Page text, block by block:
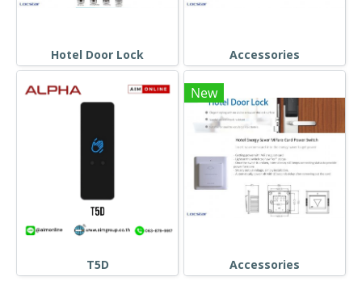
Hotel Door Lock Accessories
T5D
New
Accessories